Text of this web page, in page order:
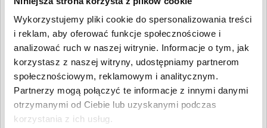
Wykorzystujemy pliki cookie do spersonalizowania treści
i reklam, aby oferować funkcje społecznościowe i
analizować ruch w naszej witrynie. Informacje o tym, jak
korzystasz z naszej witryny, udostępniamy partnerom
społecznościowym, reklamowym i analitycznym.
Partnerzy mogą połączyć te informacje z innymi danymi
otrzymanymi od Ciebie lub uzyskanymi podczas
korzystania z ich usług.
Szukaj dłużnika
Wpisz NIP, REGON, KRS, miejscowość, nazwę
dłużnika lub inną szukaną frazę
Wysokość długu
Wyczyść Szukaj